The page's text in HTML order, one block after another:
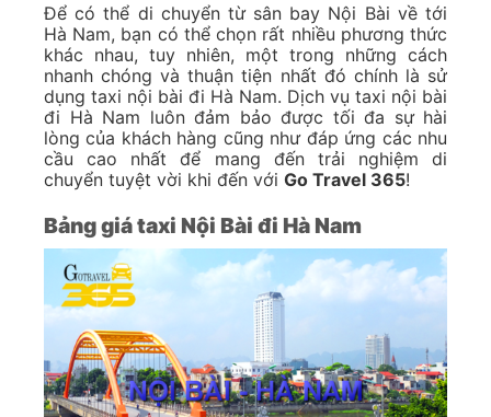
Để có thể di chuyển từ sân bay Nội Bài về tới
Hà Nam, bạn có thể chọn rất nhiều phương thức
khác nhau, tuy nhiên, một trong những cách
nhanh chóng và thuận tiện nhất đó chính là sử
dụng taxi nội bài đi Hà Nam. Dịch vụ taxi nội bài
đi Hà Nam luôn đảm bảo được tối đa sự hài
lòng của khách hàng cũng như đáp ứng các nhu
cầu cao nhất để mang đến trải nghiệm di
chuyển tuyệt vời khi đến với Go Travel 365!
Bảng giá taxi Nội Bài đi Hà Nam